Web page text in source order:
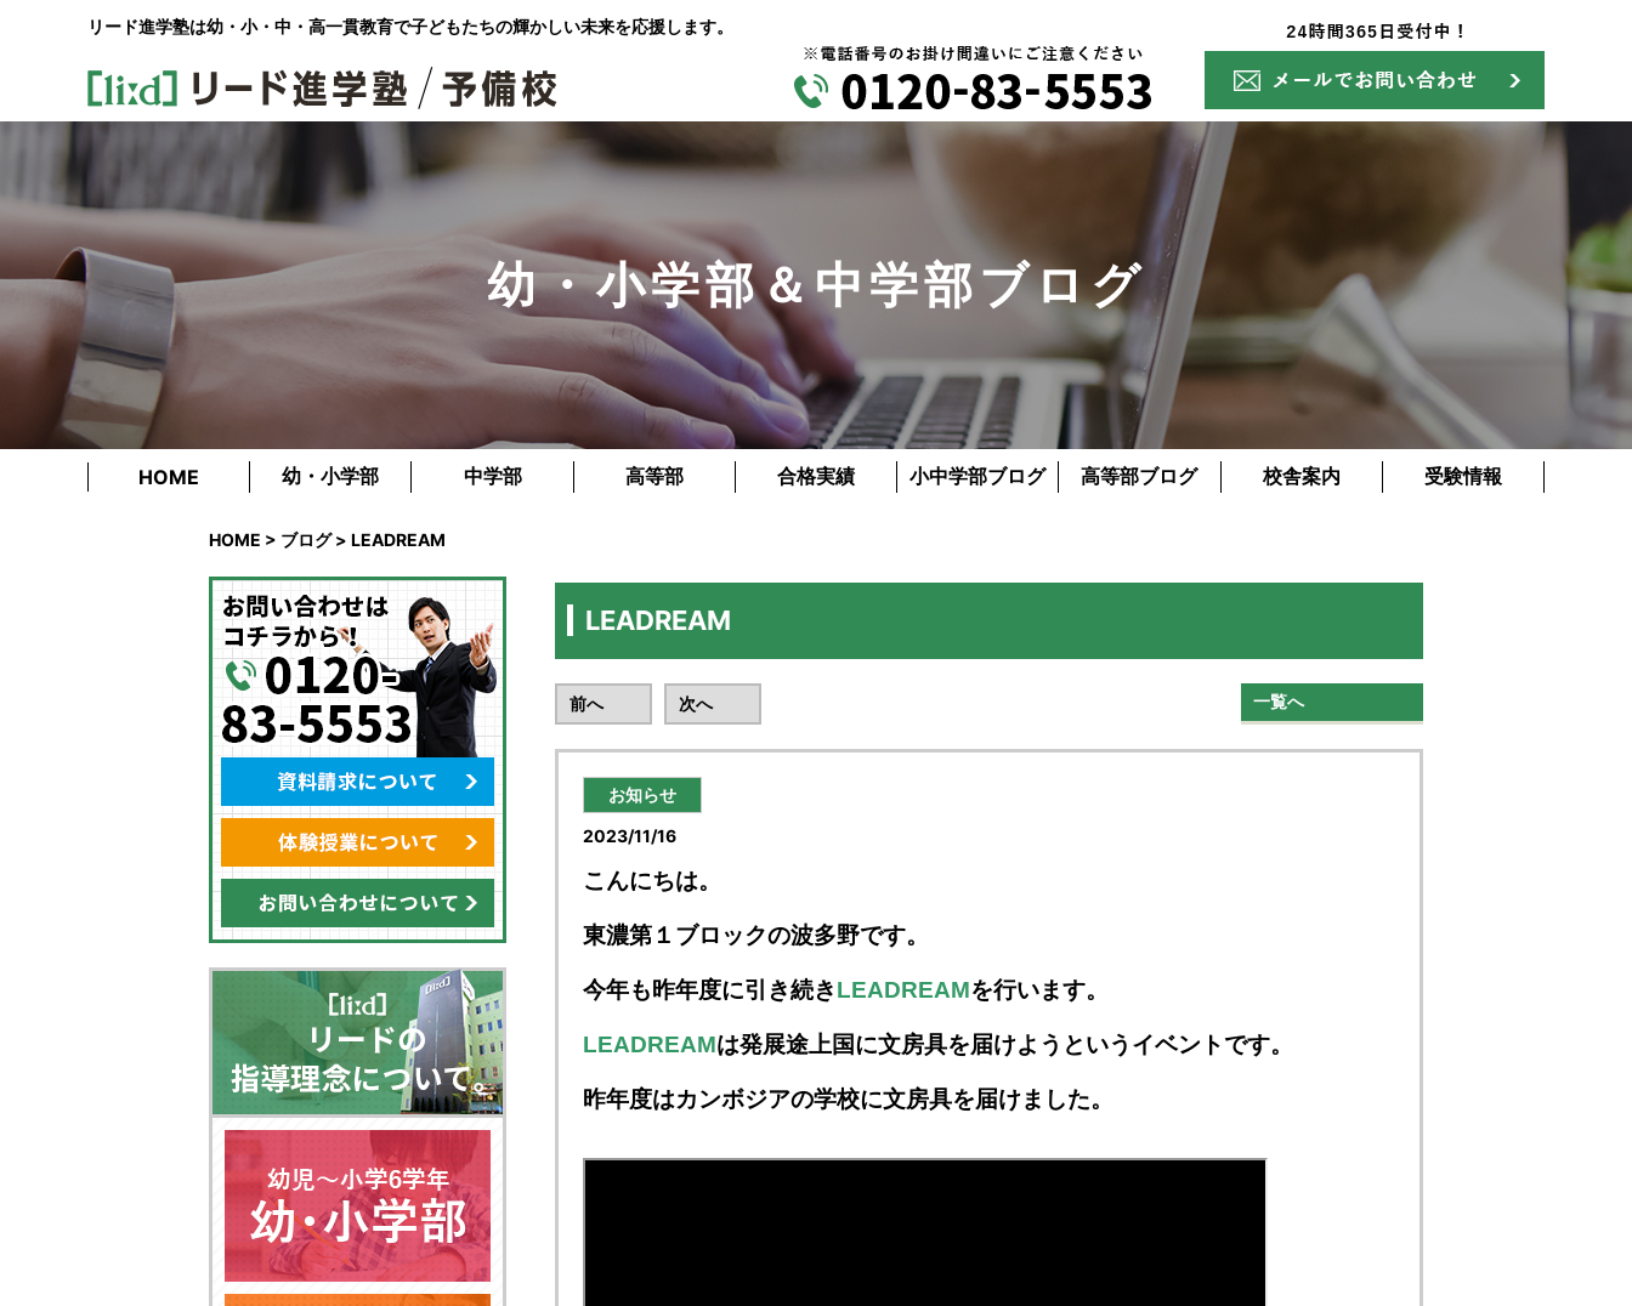
リード進学塾は幼・小・中・高一貫教育で子どもたちの輝かしい未来を応援します。
幼・小学部＆中学部ブログ
HOME 幼・小学部 中学部 高等部 合格実績 小中学部ブログ 高等部ブログ 校舎案内 受験情報
HOME > ブログ> LEADREAM
LEADREAM
前へ 次へ 一覧へ
お知らせ
2023/11/16
こんにちは。
東濃第１ブロックの波多野です。
今年も昨年度に引き続きLEADREAMを行います。
LEADREAMは発展途上国に文房具を届けようというイベントです。
昨年度はカンボジアの学校に文房具を届けました。